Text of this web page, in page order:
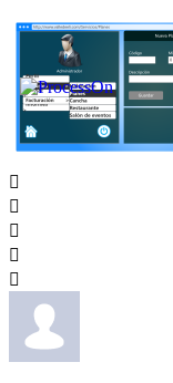




